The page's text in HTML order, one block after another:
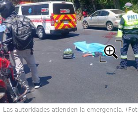
Las autoridades atienden la emergencia.